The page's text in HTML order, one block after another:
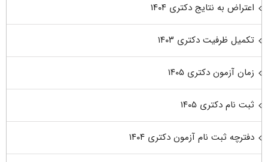
اعتراض به نتایج دکتری ۱۴۰۴
تکمیل ظرفیت دکتری ۱۴۰۳
زمان آزمون دکتری ۱۴۰۵
ثبت نام دکتری ۱۴۰۵
دفترچه ثبت نام آزمون دکتری ۱۴۰۴